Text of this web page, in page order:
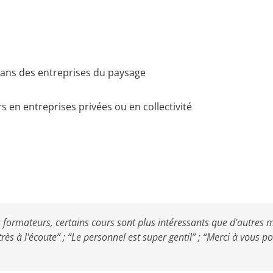
des entreprises du paysage
en entreprises privées ou en collectivité
certains cours sont plus intéressants que d'autres
à l'écoute” ; “Le personnel est super gentil” ; “Merci à vous